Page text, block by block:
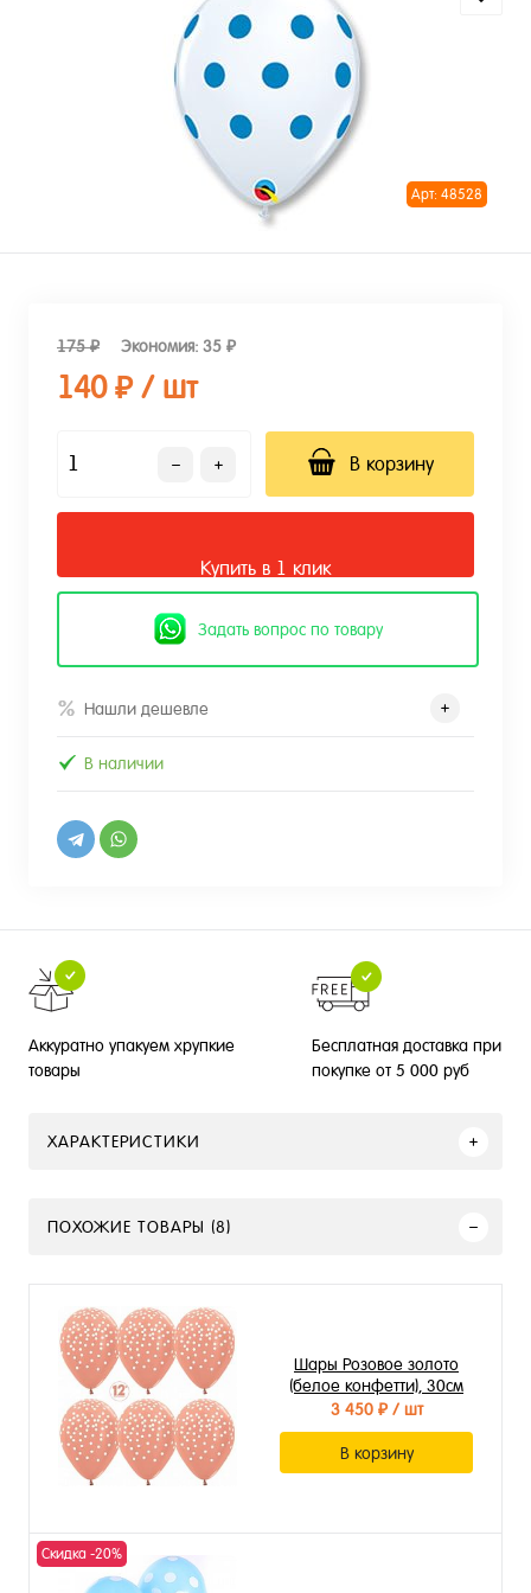
Арт: 48528
175 ₽ Экономия: 35 ₽
140 ₽ / шт
В корзину
Купить в 1 клик
Задать вопрос по товару
Нашли дешевле
В наличии
Аккуратно упакуем хрупкие
товары
Бесплатная доставка при
покупке от 5 000 руб
ХАРАКТЕРИСТИКИ
ПОХОЖИЕ ТОВАРЫ (8)
Шары Розовое золото
(белое конфетти), 30см
3 450 ₽/ шт
В корзину
Скидка -20%